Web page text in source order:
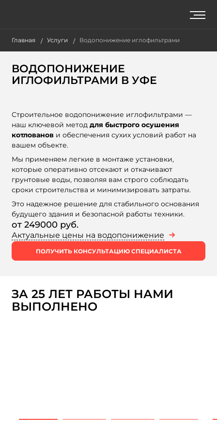
Главная Услуги Водопонижение иглофильтрами
ВОДОПОНИЖЕНИЕ
ИГЛОФИЛЬТРАМИ В УФЕ
Строительное водопонижение иглофильтрами —
наш ключевой метод для быстрого осушения
котлованов и обеспечения сухих условий работ на
вашем объекте.
Мы применяем легкие в монтаже установки,
которые оперативно отсекают и откачивают
грунтовые воды, позволяя вам строго соблюдать
сроки строительства и минимизировать затраты.
Это надежное решение для стабильного основания
будущего здания и безопасной работы техники.
от 249000 руб.
Актуальные цены на водопонижение
ПОЛУЧИТЬ КОНСУЛЬТАЦИЮ СПЕЦИАЛИСТА
ЗА 25 ЛЕТ РАБОТЫ НАМИ
ВЫПОЛНЕНО